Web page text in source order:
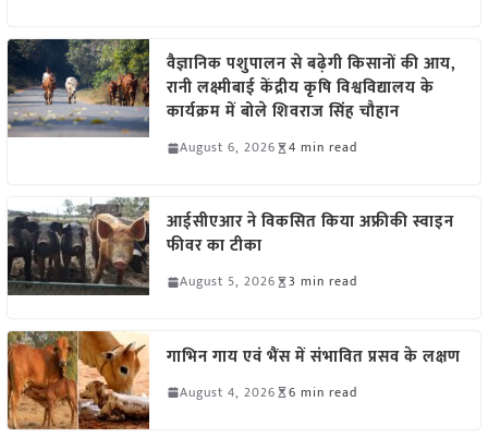
वैज्ञानिक पशुपालन से बढ़ेगी किसानों की आय,
रानी लक्ष्मीबाई केंद्रीय कृषि विश्वविद्यालय के
कार्यक्रम में बोले शिवराज सिंह चौहान
August 6, 2026 4 min read
आईसीएआर ने विकसित किया अफ्रीकी स्वाइन
फीवर का टीका
August 5, 2026 3 min read
गाभिन गाय एवं भैंस में संभावित प्रसव के लक्षण
August 4, 2026 6 min read